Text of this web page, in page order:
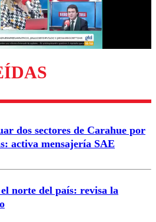
Enviar comentario
dos sectores de Carahue por
activa mensajería SAE
norte del país: revisa la